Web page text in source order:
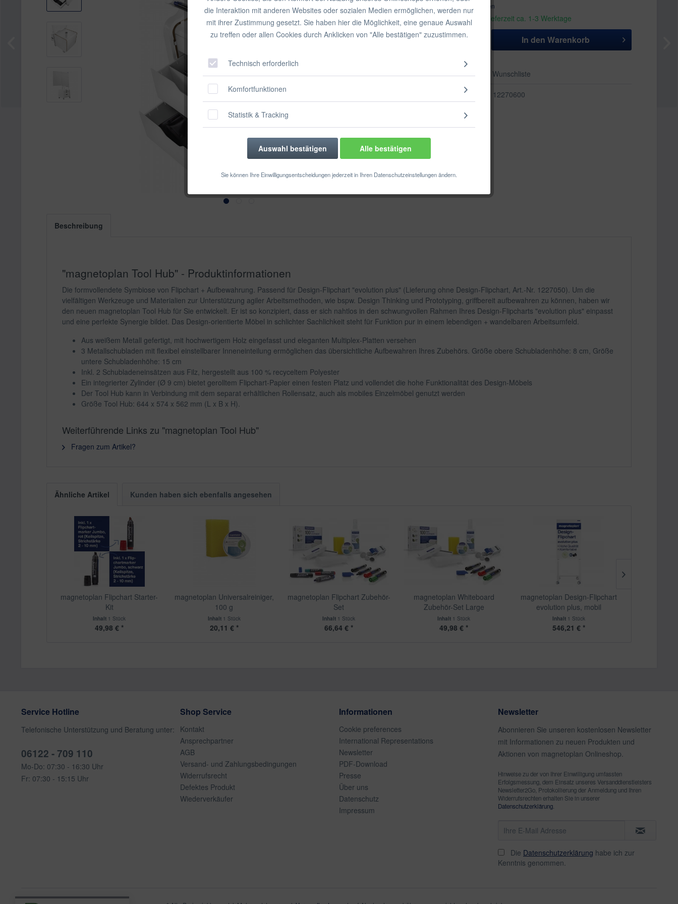
die Interaktion mit anderen Websites oder sozialen Medien ermöglichen, werden nur
mit ihrer Zustimmung gesetzt. Sie haben hier die Möglichkeit, eine genaue Auswahl
zu treffen oder allen Cookies durch Anklicken von "Alle bestätigen" zuzustimmen.
Technisch erforderlich
Komfortfunktionen
Statistik & Tracking
Auswahl bestätigen Alle bestätigen
Sie können Ihre Einwilligungsentscheidungen jederzeit in Ihren Datenschutzeinstellungen ändern.
inkl. MwSt.
zzgl. Versandkosten
Sofort versandfertig, Lieferzeit ca. 1-3 Werktage
In den Warenkorb
Merken Auf die Wunschliste
12270600
Beschreibung
"magnetoplan Tool Hub" - Produktinformationen
Die formvollendete Symbiose von Flipchart + Aufbewahrung. Passend für Design-Flipchart "evolution plus" (Lieferung ohne Design-Flipchart, Art.-Nr. 1227050). Um die
vielfältigen Werkzeuge und Materialien zur Unterstützung agiler Arbeitsmethoden, wie bspw. Design Thinking und Prototyping, griffbereit aufbewahren zu können, haben wir
den neuen magnetoplan Tool Hub für Sie entwickelt. Er ist so konzipiert, dass er sich nahtlos in den schwungvollen Rahmen Ihres Design-Flipcharts "evolution plus" einpasst
und eine perfekte Synergie bildet. Das Design-orientierte Möbel in schlichter Sachlichkeit steht für Funktion pur in einem lebendigen + wandelbaren Arbeitsumfeld.
Aus weißem Metall gefertigt, mit hochwertigem Holz eingefasst und eleganten Multiplex-Platten versehen
3 Metallschubladen mit flexibel einstellbarer Inneneinteilung ermöglichen das übersichtliche Aufbewahren Ihres Zubehörs. Größe obere Schubladenhöhe: 8 cm, Größe
untere Schubladenhöhe: 15 cm
Inkl. 2 Schubladeneinsätzen aus Filz, hergestellt aus 100 % recyceltem Polyester
Ein integrierter Zylinder (Ø 9 cm) bietet gerolltem Flipchart-Papier einen festen Platz und vollendet die hohe Funktionalität des Design-Möbels
Der Tool Hub kann in Verbindung mit dem separat erhältlichen Rollensatz, auch als mobiles Einzelmöbel genutzt werden
Größe Tool Hub: 644 x 574 x 562 mm (L x B x H).
Weiterführende Links zu "magnetoplan Tool Hub"
Fragen zum Artikel?
Ähnliche Artikel Kunden haben sich ebenfalls angesehen
magnetoplan Flipchart Starter-
Kit
Inhalt 1 Stück
49,98 € *
magnetoplan Universalreiniger,
100 g
Inhalt 1 Stück
20,11 € *
magnetoplan Flipchart Zubehör-
Set
Inhalt 1 Stück
66,64 € *
magnetoplan Whiteboard
Zubehör-Set Large
Inhalt 1 Stück
49,98 € *
magnetoplan Design-Flipchart
evolution plus, mobil
Inhalt 1 Stück
546,21 € *
Service Hotline
Telefonische Unterstützung und Beratung unter:
06122 - 709 110
Mo-Do: 07:30 - 16:30 Uhr
Fr: 07:30 - 15:15 Uhr
Shop Service
Kontakt
Ansprechpartner
AGB
Versand- und Zahlungsbedingungen
Widerrufsrecht
Defektes Produkt
Wiederverkäufer
Informationen
Cookie preferences
International Representations
Newsletter
PDF-Download
Presse
Über uns
Datenschutz
Impressum
Newsletter
Abonnieren Sie unseren kostenlosen Newsletter
mit Informationen zu neuen Produkten und
Aktionen von magnetoplan Onlineshop.
Hinweise zu der von Ihrer Einwilligung umfassten
Erfolgsmessung, dem Einsatz unseres Versanddienstleisters
Newsletter2Go, Protokollierung der Anmeldung und Ihren
Widerrufsrechten erhalten Sie in unserer
Datenschutzerklärung
Die Datenschutzerklärung habe ich zur
Kenntnis genommen.